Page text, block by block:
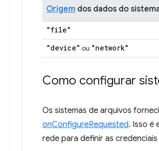
Origem dos dados do
"file"
"device" ou "network"
Como configurar
Os sistemas de arquivos
onConfigureRequested. Isso é
rede para definir as